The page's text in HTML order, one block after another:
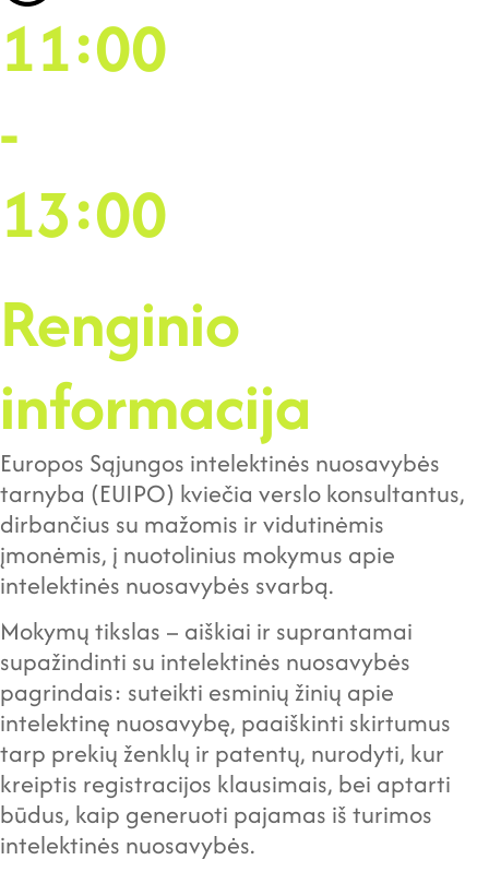
11:00
-
13:00
Renginio
informacija
Europos Sąjungos intelektinės nuosavybės
tarnyba (EUIPO) kviečia verslo konsultantus,
dirbančius su mažomis ir vidutinėmis
įmonėmis, į nuotolinius mokymus apie
intelektinės nuosavybės svarbą.
Mokymų tikslas – aiškiai ir suprantamai
supažindinti su intelektinės nuosavybės
pagrindais: suteikti esminių žinių apie
intelektinę nuosavybę, paaiškinti skirtumus
tarp prekių ženklų ir patentų, nurodyti, kur
kreiptis registracijos klausimais, bei aptarti
būdus, kaip generuoti pajamas iš turimos
intelektinės nuosavybės.